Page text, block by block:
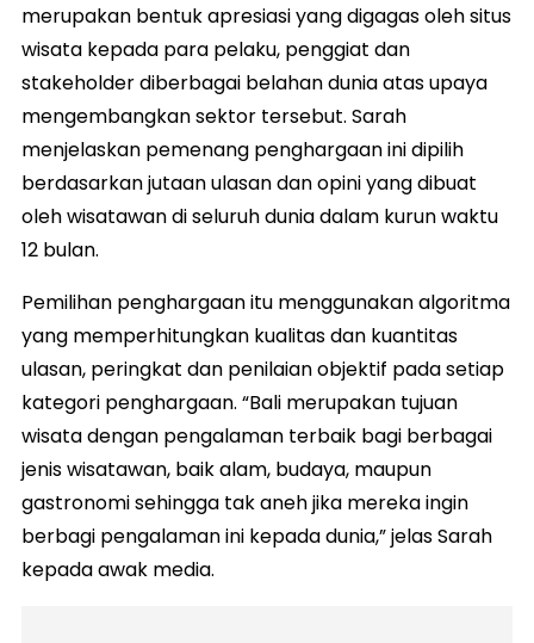
merupakan bentuk apresiasi yang digagas oleh situs
wisata kepada para pelaku, penggiat dan
stakeholder diberbagai belahan dunia atas upaya
mengembangkan sektor tersebut. Sarah
menjelaskan pemenang penghargaan ini dipilih
berdasarkan jutaan ulasan dan opini yang dibuat
oleh wisatawan di seluruh dunia dalam kurun waktu
12 bulan.
Pemilihan penghargaan itu menggunakan algoritma
yang memperhitungkan kualitas dan kuantitas
ulasan, peringkat dan penilaian objektif pada setiap
kategori penghargaan. “Bali merupakan tujuan
wisata dengan pengalaman terbaik bagi berbagai
jenis wisatawan, baik alam, budaya, maupun
gastronomi sehingga tak aneh jika mereka ingin
berbagi pengalaman ini kepada dunia,” jelas Sarah
kepada awak media.